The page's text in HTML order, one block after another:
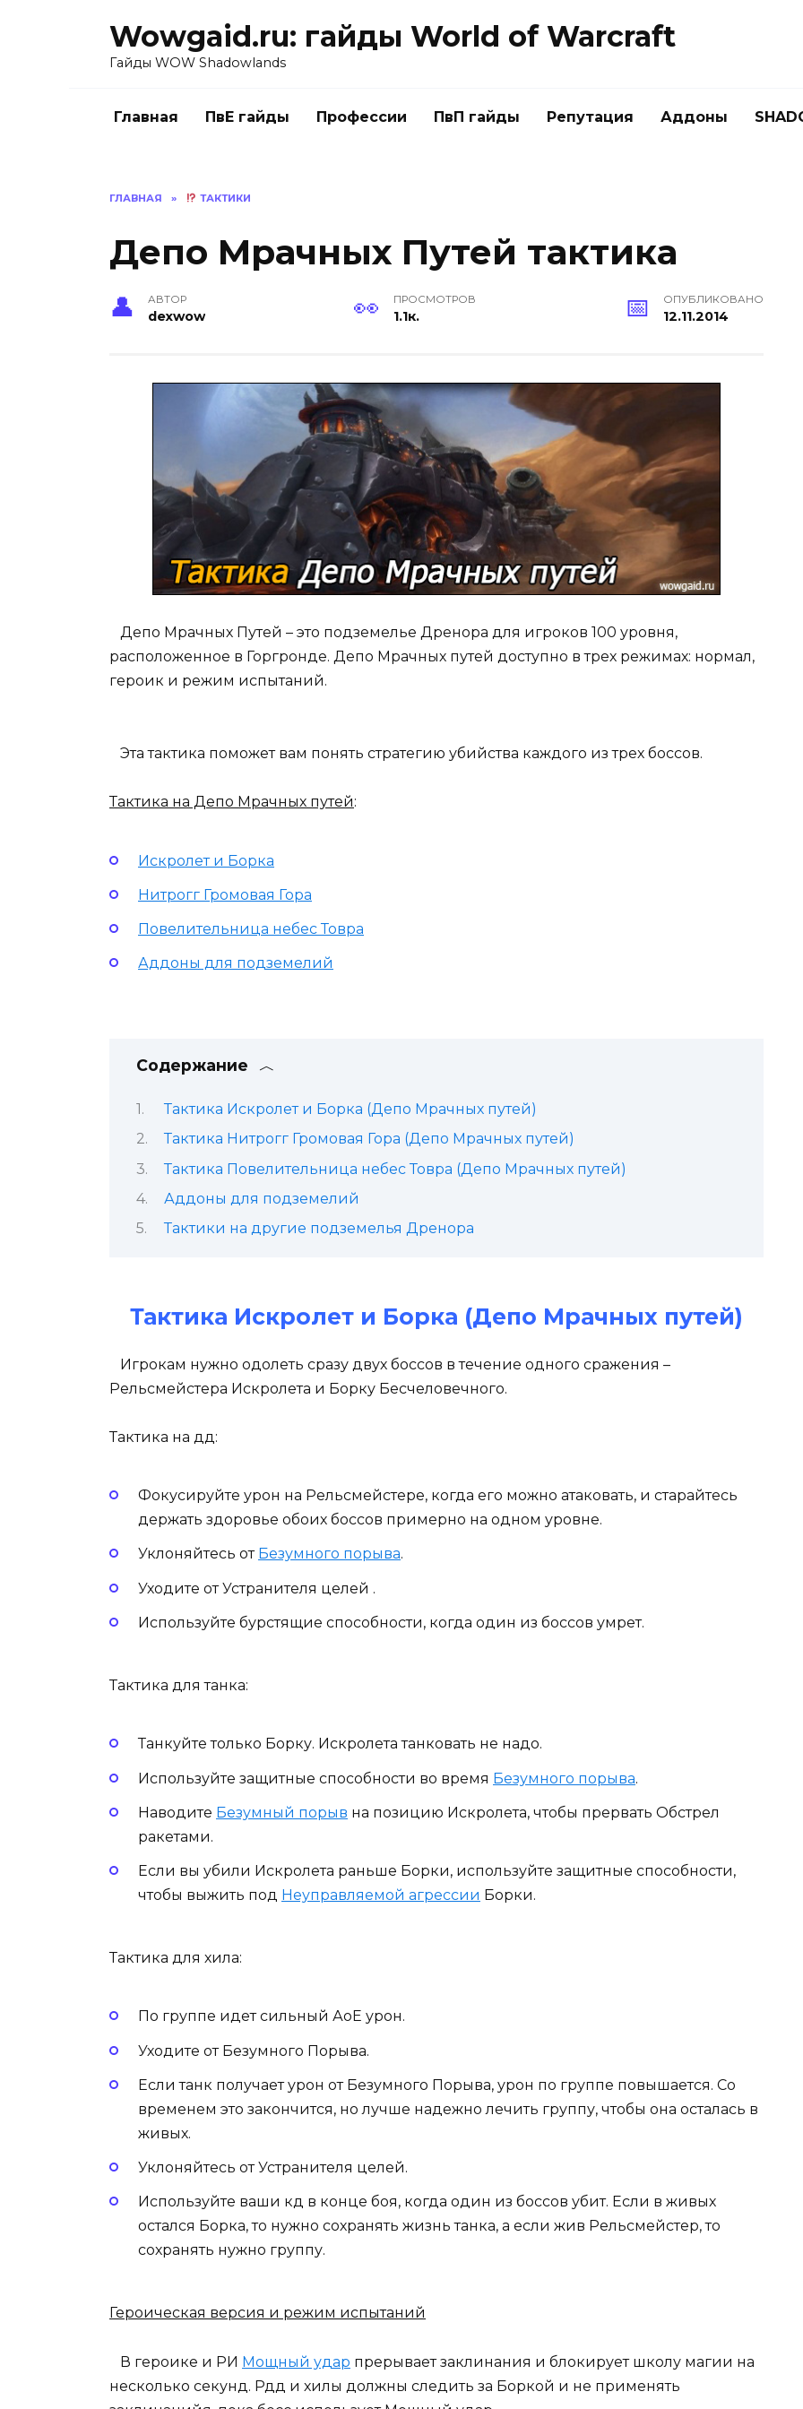
Wowgaid.ru: гайды World of Warcraft
Гайды WOW Shadowlands
Главная ПвЕ гайды Профессии ПвП гайды Репутация Аддоны
ГЛАВНАЯ » ТАКТИКИ
Депо Мрачных Путей тактика
АВТОР
dexwow
ПРОСМОТРОВ
1.1к.
ОПУБЛИКОВАНО
12.11.2014
Депо Мрачных Путей – это подземелье Дренора для игроков 100 уровня,
расположенное в Горгронде. Депо Мрачных путей доступно в трех режимах: нормал,
героик и режим испытаний.
Эта тактика поможет вам понять стратегию убийства каждого из трех боссов.
Тактика на Депо Мрачных путей:
Искролет и Борка
Нитрогг Громовая Гора
Повелительница небес Товра
Аддоны для подземелий
Содержание
Тактика Искролет и Борка (Депо Мрачных путей)
Тактика Нитрогг Громовая Гора (Депо Мрачных путей)
Тактика Повелительница небес Товра (Депо Мрачных путей)
Аддоны для подземелий
Тактики на другие подземелья Дренора
Тактика Искролет и Борка (Депо Мрачных путей)
Игрокам нужно одолеть сразу двух боссов в течение одного сражения –
Рельсмейстера Искролета и Борку Бесчеловечного.
Тактика на дд:
Фокусируйте урон на Рельсмейстере, когда его можно атаковать, и старайтесь
держать здоровье обоих боссов примерно на одном уровне.
Уклоняйтесь от Безумного порыва.
Уходите от Устранителя целей .
Используйте бурстящие способности, когда один из боссов умрет.
Тактика для танка:
Танкуйте только Борку. Искролета танковать не надо.
Используйте защитные способности во время Безумного порыва.
Наводите Безумный порыв на позицию Искролета, чтобы прервать Обстрел
ракетами.
Если вы убили Искролета раньше Борки, используйте защитные способности,
чтобы выжить под Неуправляемой агрессии Борки.
Тактика для хила:
По группе идет сильный АоЕ урон.
Уходите от Безумного Порыва.
Если танк получает урон от Безумного Порыва, урон по группе повышается. Со
временем это закончится, но лучше надежно лечить группу, чтобы она осталась в
живых.
Уклоняйтесь от Устранителя целей.
Используйте ваши кд в конце боя, когда один из боссов убит. Если в живых
остался Борка, то нужно сохранять жизнь танка, а если жив Рельсмейстер, то
сохранять нужно группу.
Героическая версия и режим испытаний
В героике и РИ Мощный удар прерывает заклинания и блокирует школу магии на
несколько секунд. Рдд и хилы должны следить за Боркой и не применять